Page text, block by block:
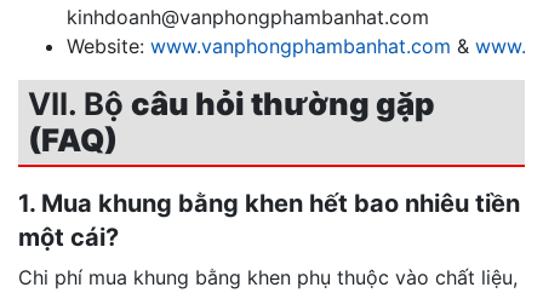
kinhdoanh@vanphongphambanhat.com
Website: www.vanphongphambanhat.com &
VII. Bộ câu hỏi thường gặp
(FAQ)
1. Mua khung bằng khen hết bao nhiêu tiền
một cái?
Chi phí mua khung bằng khen phụ thuộc vào chất liệu,